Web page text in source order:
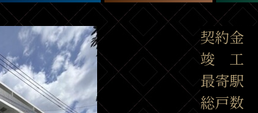
契約金
竣 工
最寄駅
総戸数